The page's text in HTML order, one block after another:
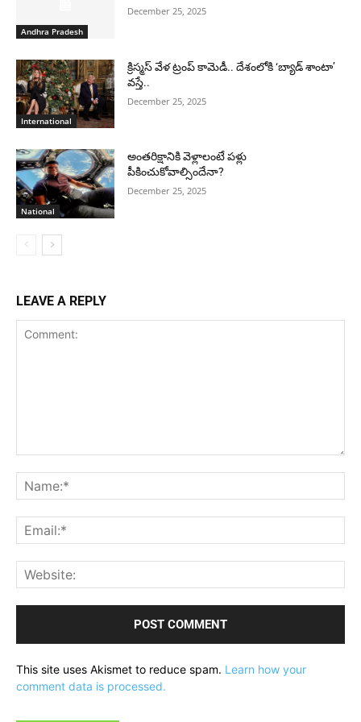
Andhra Pradesh
December 25, 2025
International
క్రిస్మస్ వేళ ట్రంప్ కామెడీ.. దేశంలోకి ‘బ్యాడ్ శాంటా’
వస్తే..
December 25, 2025
National
అంతరిక్షానికి వెళ్లాలంటే పళ్లు
పీకించుకోవాల్సిందేనా?
December 25, 2025
LEAVE A REPLY
This site uses Akismet to reduce spam. Learn how your
comment data is processed.